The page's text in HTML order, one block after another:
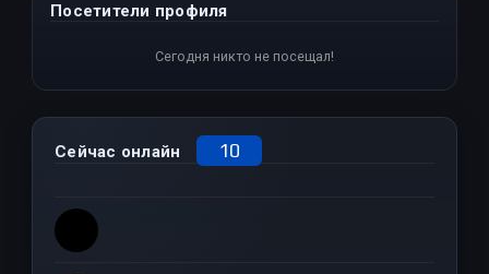
Посетители профиля
Сегодня никто не посещал!
Сейчас онлайн 10